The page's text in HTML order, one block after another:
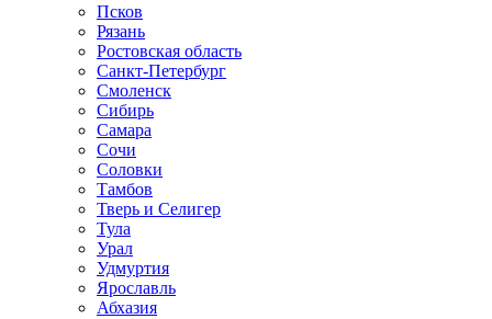
Псков
Рязань
Ростовская область
Санкт-Петербург
Смоленск
Сибирь
Самара
Сочи
Соловки
Тамбов
Тверь и Селигер
Тула
Урал
Удмуртия
Ярославль
Абхазия